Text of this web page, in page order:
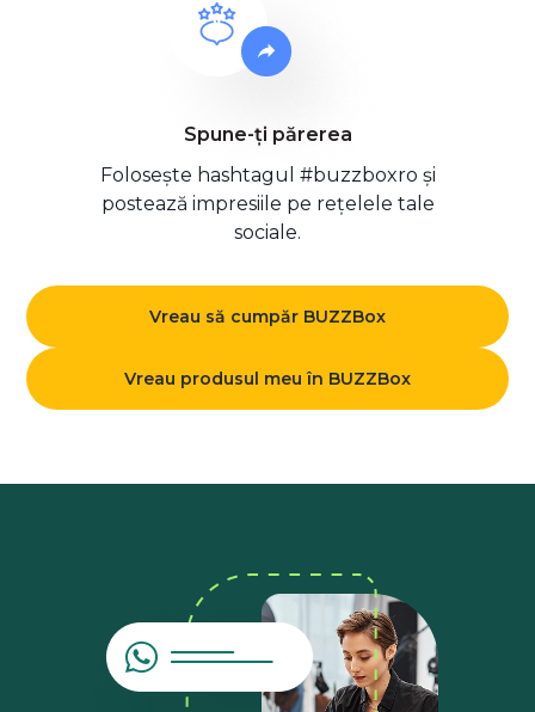
Spune-ți părerea
Folosește hashtagul #buzzboxro și
postează impresiile pe rețelele tale
sociale.
Vreau să cumpăr BUZZBox
Vreau produsul meu în BUZZBox